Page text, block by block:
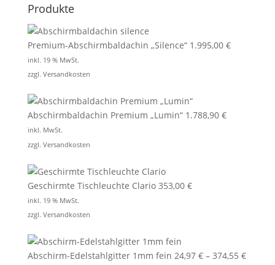
Produkte
Premium-Abschirmbaldachin „Silence“ 1.995,00 €
inkl. 19 % MwSt.
zzgl. Versandkosten
Abschirmbaldachin Premium „Lumin“ 1.788,90 €
inkl. MwSt.
zzgl. Versandkosten
Geschirmte Tischleuchte Clario 353,00 €
inkl. 19 % MwSt.
zzgl. Versandkosten
Abschirm-Edelstahlgitter 1mm fein 24,97 €– 374,55 €